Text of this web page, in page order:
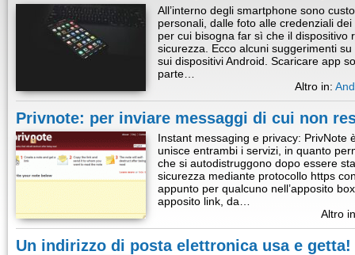
All’interno degli smartphone sono
personali, dalle foto alle credenziali
per cui bisogna far sì che il dispositivo
sicurezza. Ecco alcuni suggerimenti
sui dispositivi Android. Scaricare app
parte…
Altro in:
Privnote: per inviare messaggi di cui non
Instant messaging e privacy: PrivNote
unisce entrambi i servizi, in quanto
che si autodistruggono dopo essere
sicurezza mediante protocollo https
appunto per qualcuno nell’apposito
apposito link, da…
Altro
Un indirizzo di posta elettronica usa e getta!